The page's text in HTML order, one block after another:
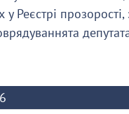
у Реєстрі